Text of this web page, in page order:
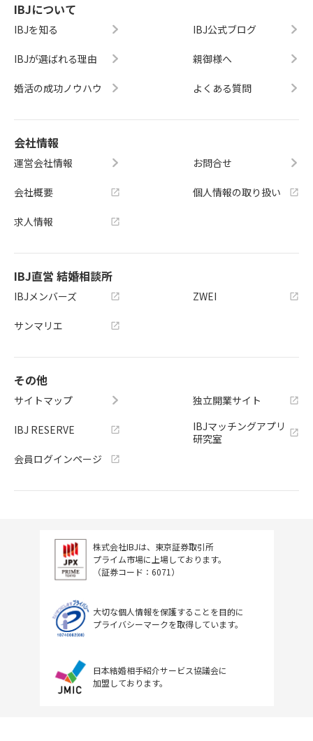
IBJについて
IBJを知る
IBJが選ばれる理由
婚活の成功ノウハウ
IBJ公式ブログ
親御様へ
よくある質問
会社情報
運営会社情報
会社概要
求人情報
お問合せ
個人情報の取り扱い
IBJ直営 結婚相談所
IBJメンバーズ
サンマリエ
ZWEI
その他
サイトマップ
IBJ RESERVE
会員ログインページ
独立開業サイト
IBJマッチングアプリ
研究室
株式会社IBJは、東京証券取引所
プライム市場に上場しております。
（証券コード：6071）
大切な個人情報を保護することを目的に
プライバシーマークを取得しています。
日本結婚相手紹介サービス協議会に
加盟しております。